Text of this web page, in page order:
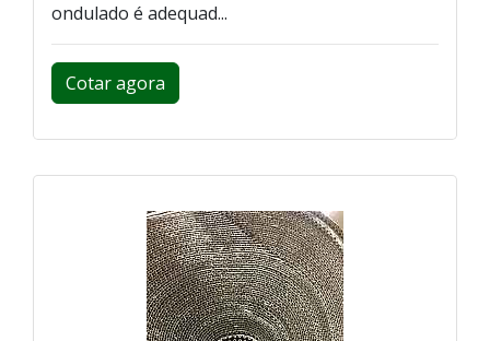
ondulado é adequad...
Cotar agora